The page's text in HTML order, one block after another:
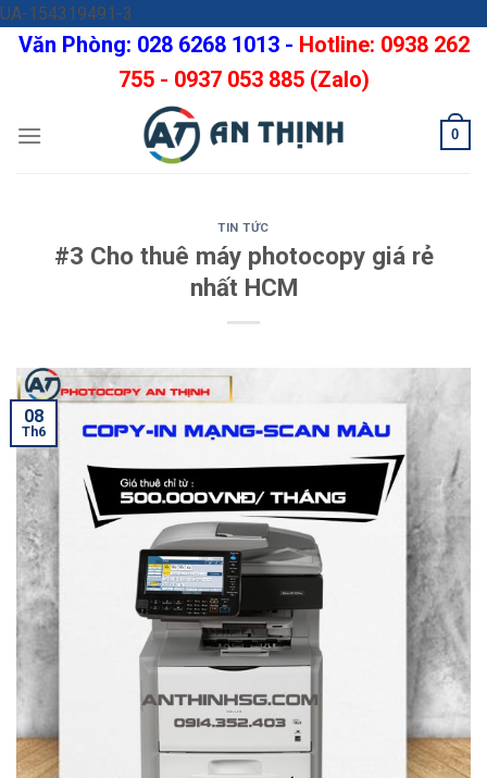
UA-154319491-3
to
content
Văn Phòng: 028 6268 1013 - Hotline: 0938 262
755 - 0937 053 885 (Zalo)
0
TIN TỨC
#3 Cho thuê máy photocopy giá rẻ
nhất HCM
08
Th6